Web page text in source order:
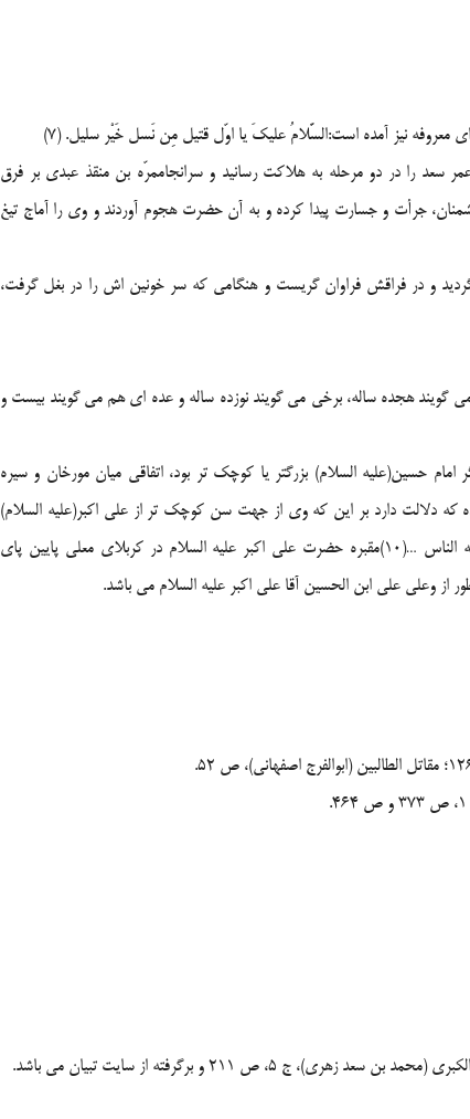
نيز آمده است:السَّلامُ عليكَ يا اوّل قتيل مِن نَسل خَيْر سليل. (7)
سعد را در دو مرحله به هلاكت رسانيد و سرانجاممرّه بن منقذ عبدي بر فرق
جرأت و جسارت پيدا كرده و به آن حضرت هجوم آوردند و وي را آماج تيغ
و در فراقش فراوان گريست و هنگامي كه سر خونين اش را در بغل گرفت،
هجده ساله، برخي مي گويند نوزده ساله و عده اي هم مي گويند بيست و
امام حسين(علیه السلام) بزرگتر يا كوچك تر بود، اتفاقي ميان مورخان و سيره
كه دلالت دارد بر اين كه وي از جهت سن كوچك تر از علي اكبر(علیه السلام)
بود. آن حضرت فرمود: كان لي اخ يقال له عليّ اكبر منّي قتله الناس …(10)مقبره حضرت علي اكبر عليه السلام در كربلاي معلي پايين پاي
از وعلي علي ابن الحسين آقا علي اكبر عليه السلام مي باشد.